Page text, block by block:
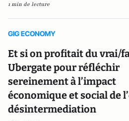
1 min de lecture
GIG ECONOMY
Et si on profitait du vrai/
Ubergate pour réfléchir
sereinement à l’impact
économique et social de
désintermediation